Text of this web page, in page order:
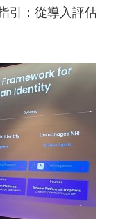
引：從導入評估